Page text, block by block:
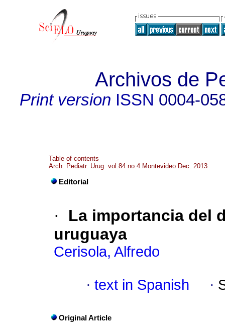
Archivos de
Print version ISSN 0004-
Table of contents
Arch. Pediatr. Urug. vol.84 no.4 Montevideo Dec. 2013
Editorial
·
La importancia del
uruguaya
Cerisola, Alfredo
· text in Spanish ·
Original Article